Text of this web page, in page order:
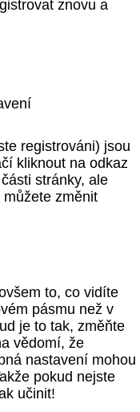
znovu a
registrováni) jsou
kliknout na odkaz
stránky, ale
změnit
to, co vidíte
pásmu než v
je to tak, změňte
vědomí, že
nastavení mohou
pokud nejste
učinit!